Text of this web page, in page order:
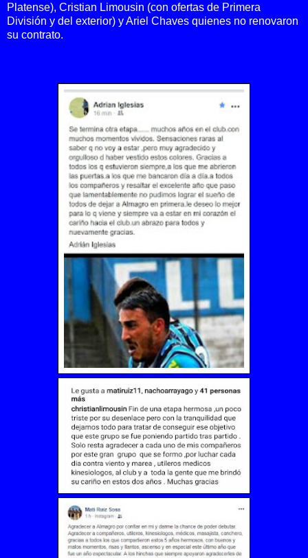
Platense), Cristian Limousin (con ofertas de Primera
División y del exterior) y Ariel Chaves quienes no renovaron
su contrato.